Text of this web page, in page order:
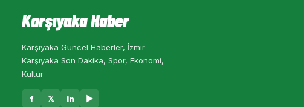
Karşıyaka Haber
Karşıyaka Güncel Haberler, İzmir
Karşıyaka Son Dakika, Spor, Ekonomi,
Kültür
f 𝕏 in ▶